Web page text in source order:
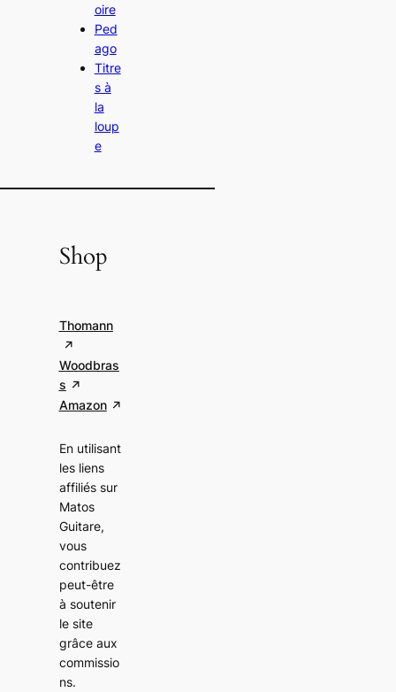
oire
Ped
ago
Titre
s à
la
loup
e
Shop
Thomann
Woodbras
s
Amazon
En utilisant
les liens
affiliés sur
Matos
Guitare,
vous
contribuez
peut-être
à soutenir
le site
grâce aux
commissio
ns.